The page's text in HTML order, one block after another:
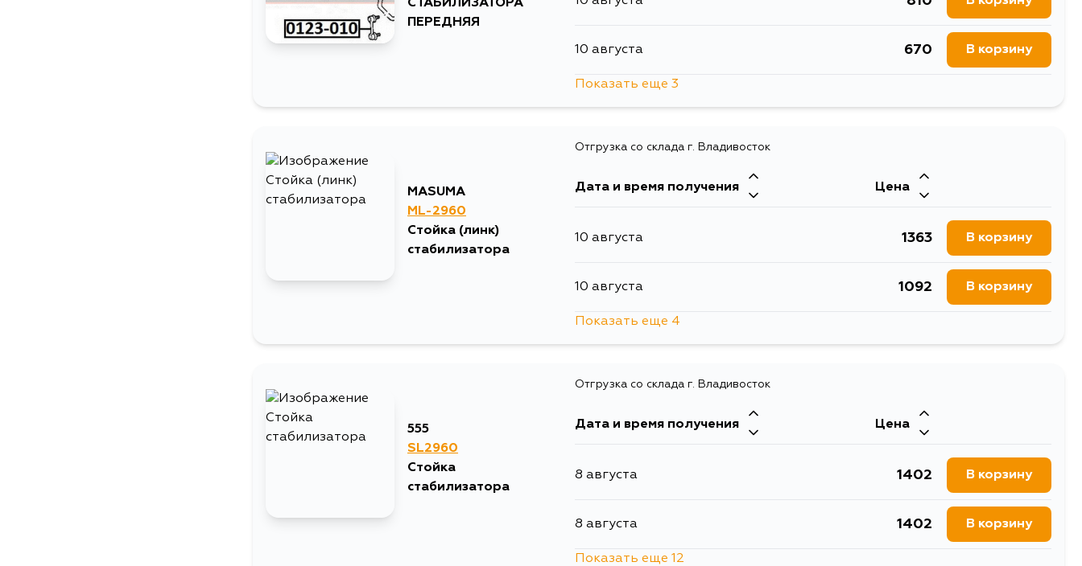
СТАБИЛИЗАТОРА
ПЕРЕДНЯЯ
10 августа 670 В корзину
15 августа
30 августа 810
Показать еще 3
MASUMA
ML-2960
Стойка (линк)
стабилизатора
Отгрузка со склада г. Владивосток
Дата и время получения Цена
10 августа 1363 В корзину
10 августа 1092 В корзину
12 августа
13 августа 1223
5 сентября 1283 В корзину
Показать еще 4
555
SL2960
Стойка
стабилизатора
Отгрузка со склада г. Владивосток
Дата и время получения Цена
8 августа 1402 В корзину
8 августа 1402 В корзину
Показать еще 12